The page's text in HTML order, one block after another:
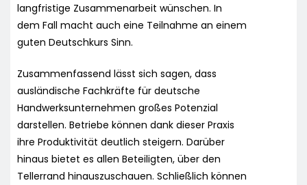
langfristige Zusammenarbeit wünschen. In
dem Fall macht auch eine Teilnahme an einem
guten Deutschkurs Sinn.
Zusammenfassend lässt sich sagen, dass
ausländische Fachkräfte für deutsche
Handwerksunternehmen großes Potenzial
darstellen. Betriebe können dank dieser Praxis
ihre Produktivität deutlich steigern. Darüber
hinaus bietet es allen Beteiligten, über den
Tellerrand hinauszuschauen. Schließlich können